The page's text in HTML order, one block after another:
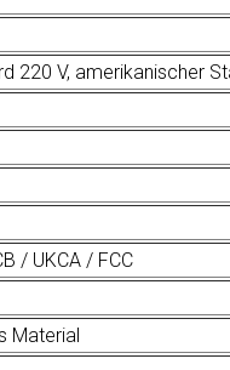
220 V, amerikanischer
/ UKCA / FCC
Material